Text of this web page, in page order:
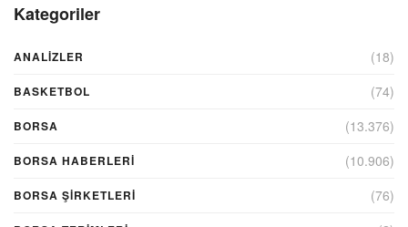
Kategoriler
ANALIZLER (18)
BASKETBOL (74)
BORSA (13.376)
BORSA HABERLERI (10.906)
BORSA ŞIRKETLERI (76)